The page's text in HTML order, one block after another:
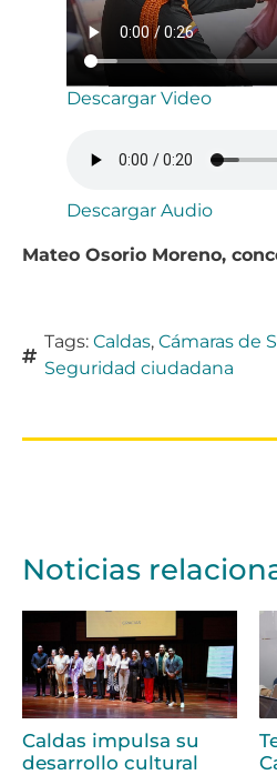
Descargar Video
Descargar Audio
Mateo Osorio Moreno,
Tags: Caldas, Cámaras de
Seguridad ciudadana
Noticias
Caldas impulsa su
desarrollo cultural